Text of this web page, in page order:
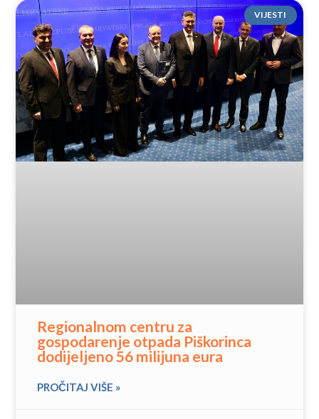
VIJESTI
Regionalnom centru za
gospodarenje otpada Piškorinca
dodijeljeno 56 milijuna eura
PROČITAJ VIŠE »